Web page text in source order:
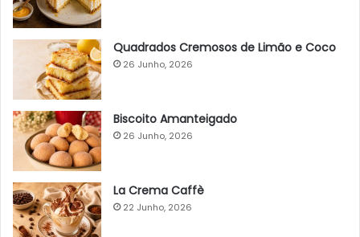
Quadrados Cremosos de Limão e Coco
26 Junho, 2026
Biscoito Amanteigado
26 Junho, 2026
La Crema Caffè
22 Junho, 2026